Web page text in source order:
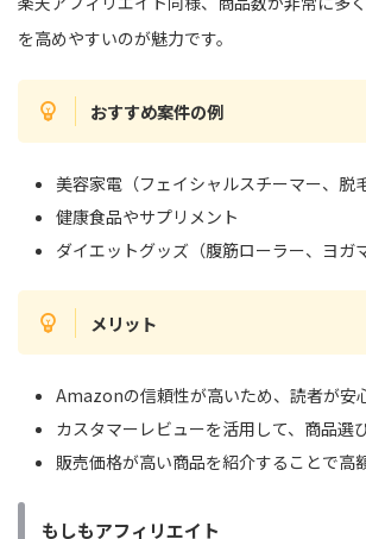
を高めやすいのが魅力です。
おすすめ案件の例
美容家電（フェイシャルスチーマー、脱
健康食品やサプリメント
ダイエットグッズ（腹筋ローラー、ヨガ
メリット
Amazonの信頼性が高いため、読者が安
カスタマーレビューを活用して、商品選
販売価格が高い商品を紹介することで高
もしもアフィリエイト